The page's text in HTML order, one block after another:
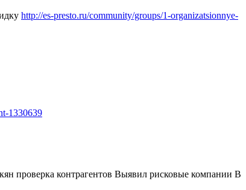
http://es-presto.ru/community/groups/1-organizatsionnye-
1330639
проверка контрагентов Выявил рисковые компании В